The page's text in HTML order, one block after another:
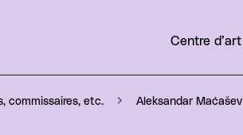
Centre d’art
commissaires, etc. Aleksandar Maćašev